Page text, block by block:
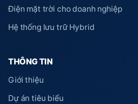
Điện mặt trời cho doanh nghiệp
Hệ thống lưu trữ Hybrid
THÔNG TIN
Giới thiệu
Dự án tiêu biểu